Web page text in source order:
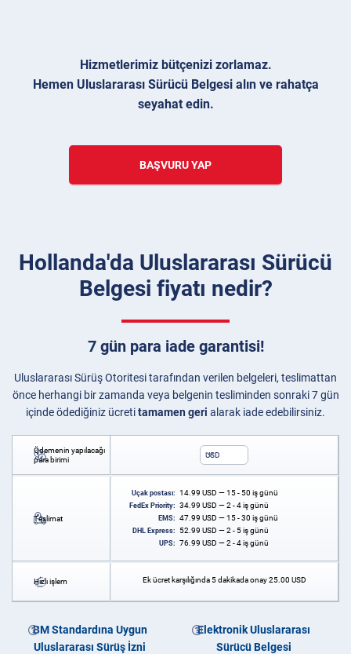
Hizmetlerimiz bütçenizi zorlamaz.
Hemen Uluslararası Sürücü Belgesi alın ve rahatça
seyahat edin.
BAŞVURU YAP
Hollanda'da Uluslararası Sürücü
Belgesi fiyatı nedir?
7 gün para iade garantisi!
Uluslararası Sürüş Otoritesi tarafından verilen belgeleri, teslimattan
önce herhangi bir zamanda veya belgenin tesliminden sonraki 7 gün
içinde ödediğiniz ücretitamamen geri alarak iade edebilirsiniz.
Ödemenin yapılacağı
para birimi
USD
Teslimat
Uçak postası: 14.99 USD — 15 - 50 iş günü
FedEx Priority: 34.99 USD — 2 - 4 iş günü
EMS: 47.99 USD — 15 - 30 iş günü
DHL Express: 52.99 USD — 2 - 5 iş günü
UPS: 76.99 USD — 2 - 4 iş günü
Hızlı işlem Ek ücret karşılığında 5 dakikada onay25.00 USD
BM Standardına Uygun
Uluslararası Sürüş İzni
Elektronik Uluslararası
Sürücü Belgesi